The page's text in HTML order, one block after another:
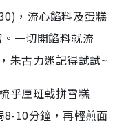
，流心餡料及蛋糕
一切開餡料就流
朱古力迷記得試試~
乎厘班戟拼雪糕
10分鐘，再輕煎面